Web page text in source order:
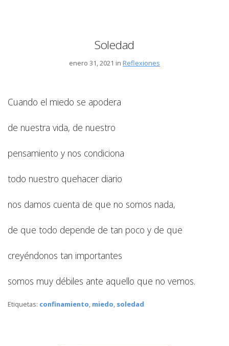
Soledad
enero 31, 2021 in Reflexiones
Cuando el miedo se apodera
de nuestra vida, de nuestro
pensamiento y nos condiciona
todo nuestro quehacer diario
nos damos cuenta de que no somos nada,
de que todo depende de tan poco y de que
creyéndonos tan importantes
somos muy débiles ante aquello que no vemos.
Etiquetas: confinamiento, miedo, soledad